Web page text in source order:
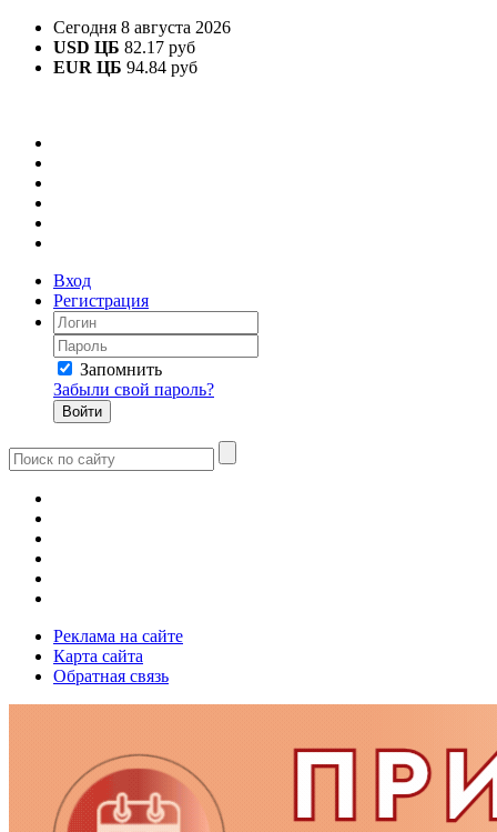
Сегодня 8 августа 2026
USD ЦБ 82.17 руб
EUR ЦБ 94.84 руб
Вход
Регистрация
Запомнить
Забыли свой пароль?
Реклама на сайте
Карта сайта
Обратная связь